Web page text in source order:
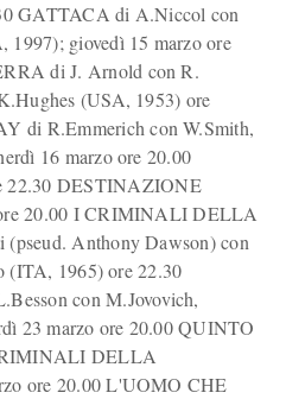
GATTACA di A.Niccol con
giovedì 15 marzo ore
di J. Arnold con R.
(USA, 1953) ore
di R.Emmerich con W.Smith,
16 marzo ore 20.00
DESTINAZIONE
20.00 I CRIMINALI DELLA
Anthony Dawson) con
(ITA, 1965) ore 22.30
con M.Jovovich,
23 marzo ore 20.00 QUINTO
DELLA
ore 20.00 L'UOMO CHE